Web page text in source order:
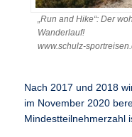
„Run and Hike“: Der
Wanderlauf!
www.schulz-
Nach 2017 und 2018
im November 2020
Mindestteilnehmerzahl